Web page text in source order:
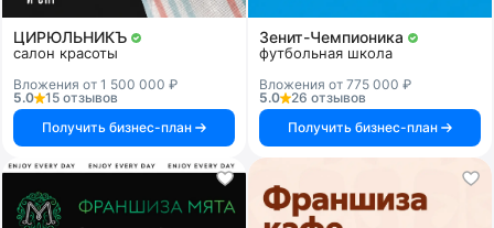
ЦИРЮЛЬНИКЪ
салон красоты
Вложения от 1 500 000 ₽
5.0
15 отзывов
Получить бизнес-план
Зенит-Чемпионика
футбольная школа
Вложения от 775 000 ₽
5.0
26 отзывов
Получить бизнес-план